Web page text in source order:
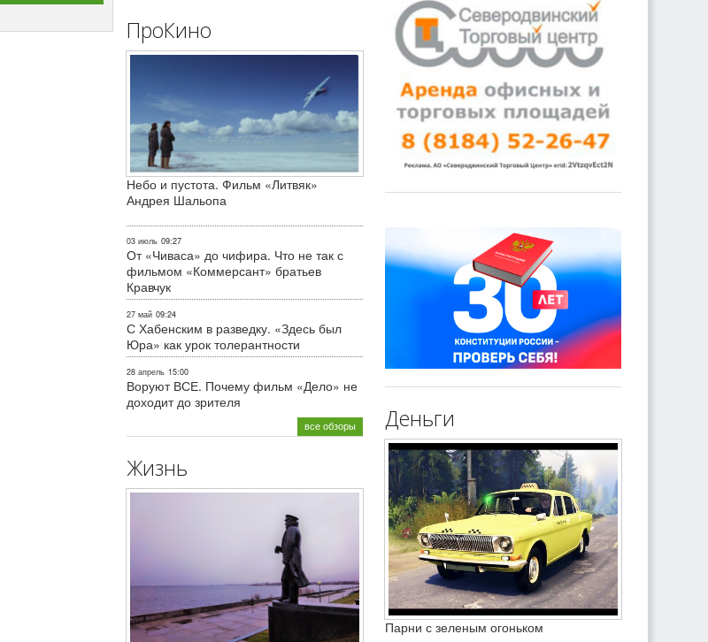
ПроКино
Небо и пустота. Фильм «Литвяк»
Андрея Шальопа
03 июль 09:27
От «Чиваса» до чифира. Что не так с
фильмом «Коммерсант» братьев
Кравчук
27 май 09:24
С Хабенским в разведку. «Здесь был
Юра» как урок толерантности
28 апрель 15:00
Воруют ВСЕ. Почему фильм «Дело» не
доходит до зрителя
все обзоры
Жизнь
Деньги
Парни с зеленым огоньком